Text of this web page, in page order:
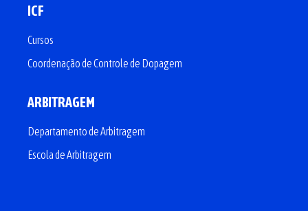
ICF
Cursos
Coordenação de Controle de Dopagem
ARBITRAGEM
Departamento de Arbitragem
Escola de Arbitragem